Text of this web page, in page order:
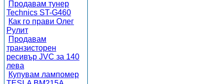
Продавам тунер
Technics ST-G460
Как го прави Олег
Рулит
Продавам
транзисторен
ресивър JVC за 140
лева
Купувам лампомер